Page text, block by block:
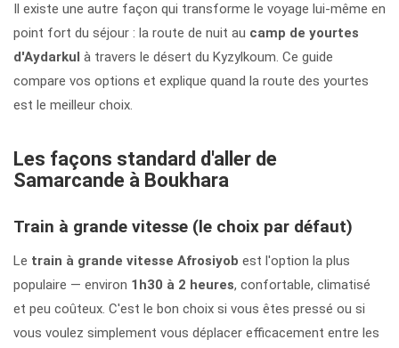
Il existe une autre façon qui transforme le voyage lui-même en
point fort du séjour : la route de nuit au camp de yourtes
d'Aydarkul à travers le désert du Kyzylkoum. Ce guide
compare vos options et explique quand la route des yourtes
est le meilleur choix.
Les façons standard d'aller de
Samarcande à Boukhara
Train à grande vitesse (le choix par défaut)
Le train à grande vitesse Afrosiyob est l'option la plus
populaire — environ 1h30 à 2 heures, confortable, climatisé
et peu coûteux. C'est le bon choix si vous êtes pressé ou si
vous voulez simplement vous déplacer efficacement entre les